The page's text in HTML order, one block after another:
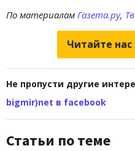
По материалам Газета.ру,
Читайте нас
Не пропусти другие
bigmir)net в facebook
Статьи по теме